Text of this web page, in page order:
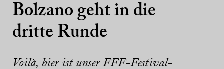
Bolzano geht in die
dritte Runde
Voilà, hier ist unser FFF-Festival-